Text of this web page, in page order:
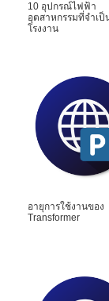
10 อุปกรณ์ไฟฟ้า
อุตสาหกรรมที่จำเป็
โรงงาน
อายุการใช้งานของ
Transformer